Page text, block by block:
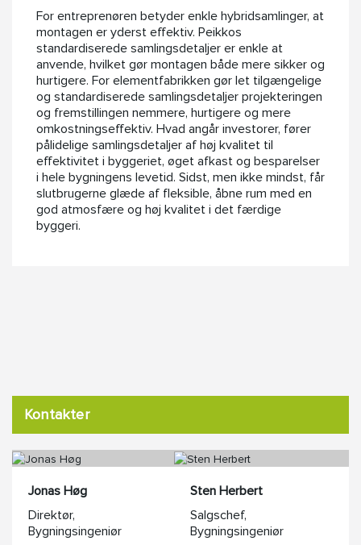
For entreprenøren betyder enkle hybridsamlinger, at
montagen er yderst effektiv. Peikkos
standardiserede samlingsdetaljer er enkle at
anvende, hvilket gør montagen både mere sikker og
hurtigere. For elementfabrikken gør let tilgængelige
og standardiserede samlingsdetaljer projekteringen
og fremstillingen nemmere, hurtigere og mere
omkostningseffektiv. Hvad angår investorer, fører
pålidelige samlingsdetaljer af høj kvalitet til
effektivitet i byggeriet, øget afkast og besparelser
i hele bygningens levetid. Sidst, men ikke mindst, får
slutbrugerne glæde af fleksible, åbne rum med en
god atmosfære og høj kvalitet i det færdige
byggeri.
Kontakter
Jonas Høg
Direktør,
Bygningsingeniør
Sten Herbert
Salgschef,
Bygningsingeniør